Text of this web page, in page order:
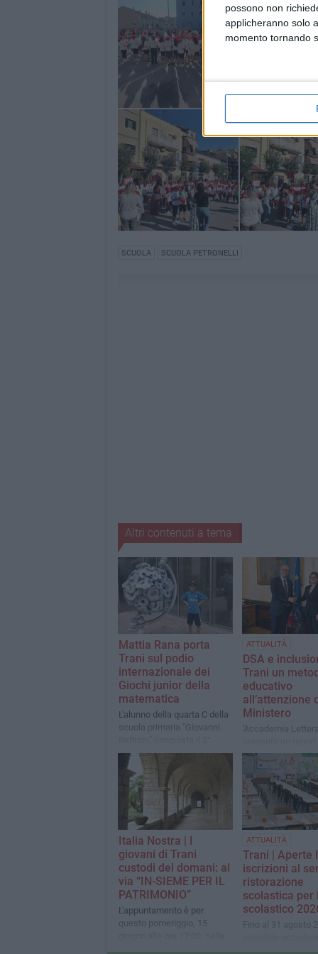
possono non
applicheranno solo
momento tornando
SCUOLA SCUOLA PETRONELLI
Altri contenuti a tema
Mattia Rana porta
Trani sul podio
internazionale dei
Giochi junior della
matematica
L'alunno della quarta C della
scuola primaria "Giovanni
posto nella prima prova
ATTUALITÀ
DSA e
Trani un
educativo
all’attenzione
Ministero
'Accademia
Giuseppe
centro un
personalizzato
con difficoltà e non
Italia Nostra | I
giovani di Trani
custodi del domani: al
via “IN-SIEME PER IL
PATRIMONIO”
L'appuntamento è per
questo pomeriggio, 15
ATTUALITÀ
Trani | Aperte
iscrizioni al
ristorazione
scolastica per
scolastico
Fino al 31 agosto
portale telematico